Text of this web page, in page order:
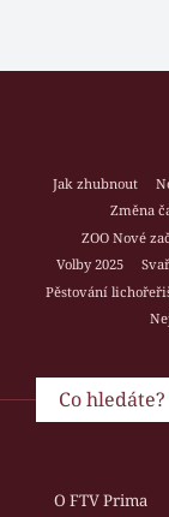
Jak zhubnout
Změna
ZOO Nové
Volby 2025
Pěstování
O FTV Prima